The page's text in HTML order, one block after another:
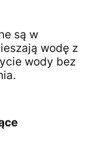
są w
wodę z
wody bez